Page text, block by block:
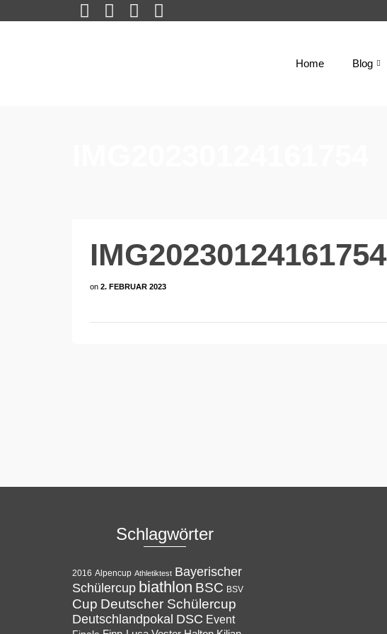
Home Blog
IMG20230124161754
on 2. FEBRUAR 2023
Schlagwörter
2016 Alpencup Athletiktest Bayerischer
Schülercup biathlon BSC BSV
Cup Deutscher Schülercup
Deutschlandpokal DSC Event